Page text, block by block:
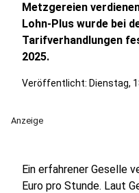
Metzgereien
Lohn-Plus wurde bei
Tarifverhandlungen
2025.
Veröffentlicht: Dienstag,
Anzeige
Ein erfahrener Geselle
Euro pro Stunde. Laut